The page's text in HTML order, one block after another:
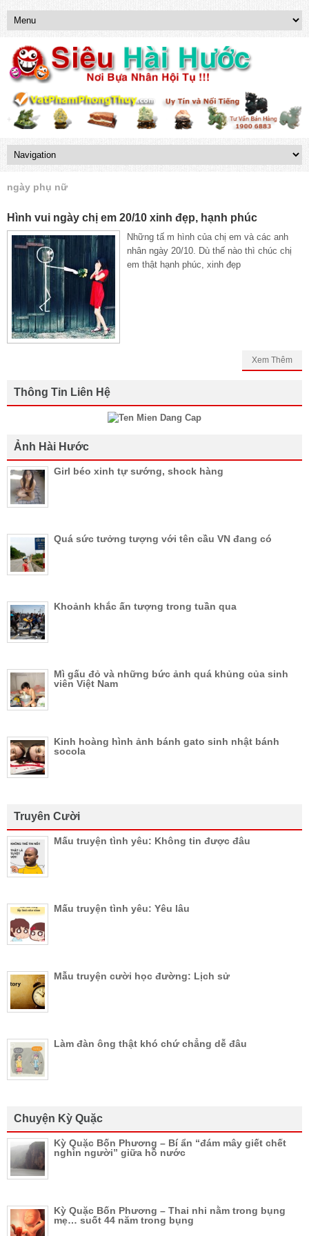
ngày phụ nữ
Hình vui ngày chị em 20/10 xinh đẹp, hạnh phúc
Những tấ m hình của chị em và các anh
nhân ngày 20/10. Dù thế nào thì chúc chị
em thật hạnh phúc, xinh đẹp
Xem Thêm
Thông Tin Liên Hệ
Ảnh Hài Hước
Girl béo xinh tự sướng, shock hàng
Quá sức tưởng tượng với tên cầu VN đang có
Khoảnh khắc ấn tượng trong tuần qua
Mì gấu đỏ và những bức ảnh quá khủng của sinh
viên Việt Nam
Kinh hoàng hình ảnh bánh gato sinh nhật bánh
socola
Truyên Cười
Mấu truyện tình yêu: Không tin được đâu
Mấu truyện tình yêu: Yêu lâu
Mẫu truyện cười học đường: Lịch sử
Làm đàn ông thật khó chứ chẳng dễ đâu
Chuyện Kỳ Quặc
Kỳ Quặc Bốn Phương – Bí ẩn “đám mây giết chết
nghìn người” giữa hồ nước
Kỳ Quặc Bốn Phương – Thai nhi nằm trong bụng
mẹ… suốt 44 năm trong bụng